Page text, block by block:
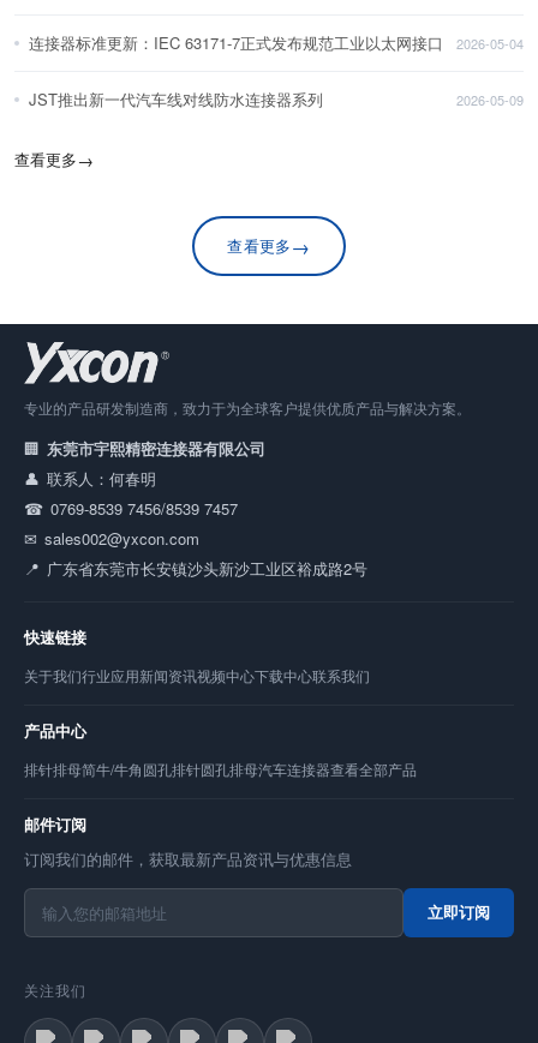
连接器标准更新：IEC 63171-7正式发布规范工业以太网接口 2026-05-04
JST推出新一代汽车线对线防水连接器系列 2026-05-09
查看更多→
查看更多→
专业的产品研发制造商，致力于为全球客户提供优质产品与解决方案。
东莞市宇熙精密连接器有限公司
联系人：何春明
0769-8539 7456/8539 7457
sales002@yxcon.com
广东省东莞市长安镇沙头新沙工业区裕成路2号
快速链接
关于我们行业应用新闻资讯视频中心下载中心联系我们
产品中心
排针排母简牛/牛角圆孔排针圆孔排母汽车连接器查看全部产品
邮件订阅
订阅我们的邮件，获取最新产品资讯与优惠信息
立即订阅
关注我们